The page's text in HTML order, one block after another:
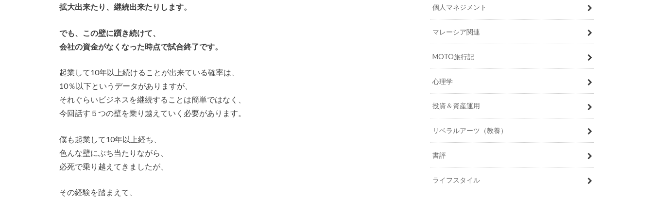
拡大出来たり、継続出来たりします。
でも、この壁に躓き続けて、
会社の資金がなくなった時点で試合終了です。
起業して10年以上続けることが出来ている確率は、
10％以下というデータがありますが、
それぐらいビジネスを継続することは簡単ではなく、
今回話す５つの壁を乗り越えていく必要があります。
僕も起業して10年以上経ち、
色んな壁にぶち当たりながら、
必死で乗り越えてきましたが、
その経験を踏まえて、
個人マネジメント
マレーシア関連
MOTO旅行記
心理学
投資＆資産運用
リベラルアーツ（教養）
書評
ライフスタイル